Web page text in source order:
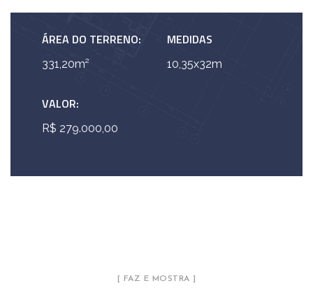
ÁREA DO TERRENO:
331,20m²
VALOR:
R$ 279.000,00
MEDIDAS
10,35x32m
[ FAZ E MOSTRA ]